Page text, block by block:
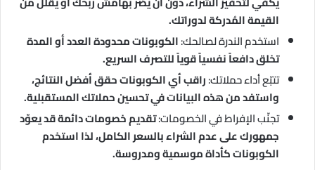
القيمة المُدركة لدوراتك.
استخدم الندرة لصالحك:الكوبونات محدودة العدد أو المدة
تخلق دافعاً نفسياً قوياً للتصرف السريع.
تتبّع أداء حملاتك:راقب أي الكوبونات حقق أفضل النتائج،
واستفد من هذه البيانات في تحسين حملاتك المستقبلية.
تجنّب الإفراط في الخصومات:تقديم خصومات دائمة قد يعوّد
جمهورك على عدم الشراء بالسعر الكامل، لذا استخدم
الكوبونات كأداة موسمية ومدروسة.